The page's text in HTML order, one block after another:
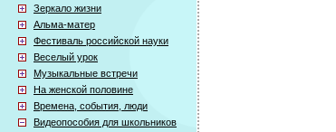
Зеркало жизни
Альма-матер
Фестиваль российской науки
Веселый урок
Музыкальные встречи
На женской половине
Времена, события, люди
Видеопособия для школьников